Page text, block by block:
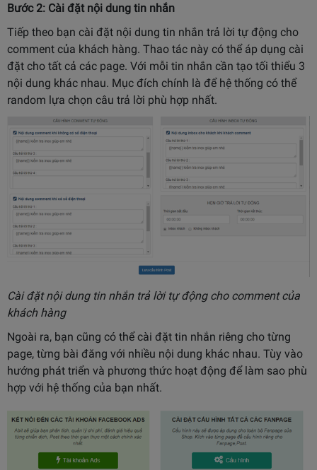
Bước 2: Cài đặt nội dung tin nhắn
Tiếp theo bạn cài đặt nội dung tin nhắn trả lời tự động cho
comment của khách hàng. Thao tác này có thể áp dụng cài
đặt cho tất cả các page. Với mỗi tin nhắn cần tạo tối thiểu 3
nội dung khác nhau. Mục đích chính là để hệ thống có thể
random lựa chọn câu trả lời phù hợp nhất.
Cài đặt nội dung tin nhắn trả lời tự động cho comment của
khách hàng
Ngoài ra, bạn cũng có thể cài đặt tin nhắn riêng cho từng
page, từng bài đăng với nhiều nội dung khác nhau. Tùy vào
hướng phát triển và phương thức hoạt động để làm sao phù
hợp với hệ thống của bạn nhất.